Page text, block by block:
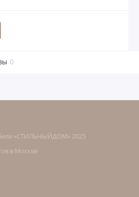
0
«СТИЛЬНЫЙДОМ» 2025
в Москве